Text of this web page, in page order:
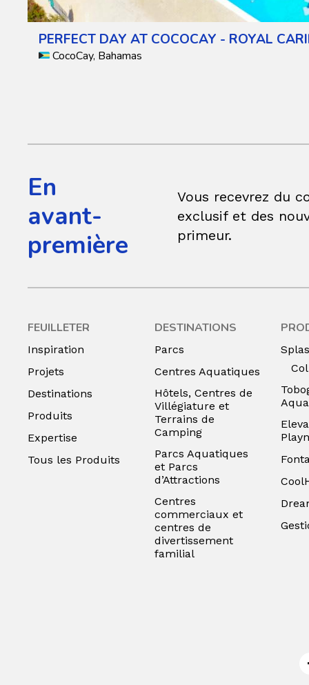
PERFECT DAY AT COCOCAY - ROYAL
CocoCay, Bahamas
En
avant-
première
Vous recevrez du
exclusif et des
primeur.
FEUILLETER
Inspiration
Projets
Destinations
Produits
Expertise
Tous les Produits
DESTINATIONS
Parcs
Centres Aquatiques
Hôtels, Centres de
Villégiature et
Terrains de
Camping
Parcs Aquatiques
et Parcs
d’Attractions
Centres
commerciaux et
centres de
divertissement
familial